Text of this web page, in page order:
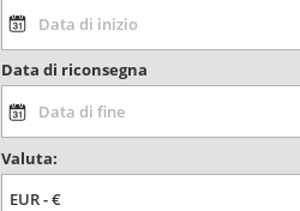
Data di riconsegna
Valuta: